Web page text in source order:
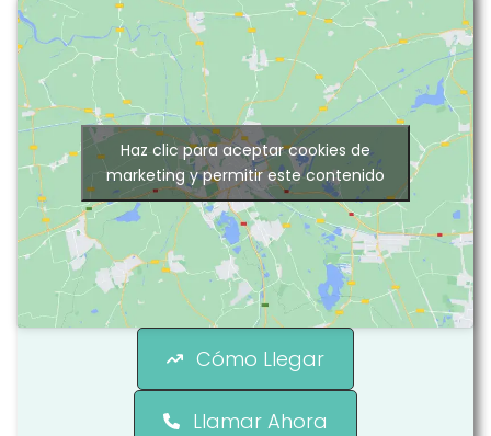
Haz clic para aceptar cookies de
marketing y permitir este contenido
Cómo Llegar
Llamar Ahora